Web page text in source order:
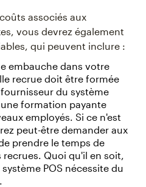
associés aux
vous devrez également
qui peuvent inclure :
embauche dans votre
recrue doit être formée
du système
formation payante
employés. Si ce n'est
peut-être demander aux
prendre le temps de
Quoi qu'il en soit,
POS nécessite du